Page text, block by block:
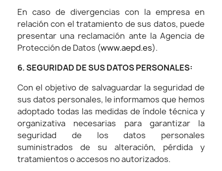
En caso de divergencias con la empresa en
relación con el tratamiento de sus datos, puede
presentar una reclamación ante la Agencia de
Protección de Datos (www.aepd.es).
6. SEGURIDAD DE SUS DATOS PERSONALES:
Con el objetivo de salvaguardar la seguridad de
sus datos personales, le informamos que hemos
adoptado todas las medidas de índole técnica y
organizativa necesarias para garantizar la
seguridad de los datos personales
suministrados de su alteración, pérdida y
tratamientos o accesos no autorizados.